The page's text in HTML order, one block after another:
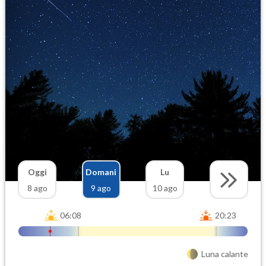
Oggi
8 ago
Domani
9 ago
Lu
10 ago
06:08 20:23
Luna calante